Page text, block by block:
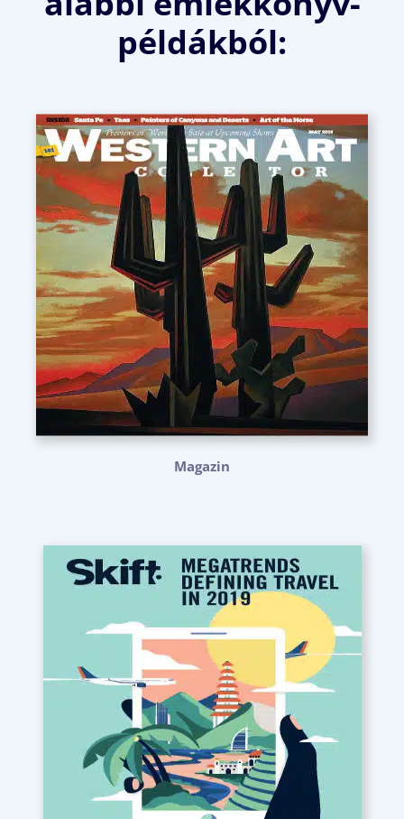
példákból:
Magazin